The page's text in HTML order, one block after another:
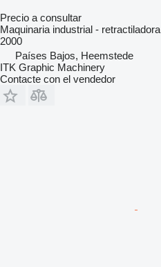
Precio a consultar
Maquinaria industrial - retractiladora
2000
Países Bajos, Heemstede
ITK Graphic Machinery
Contacte con el vendedor